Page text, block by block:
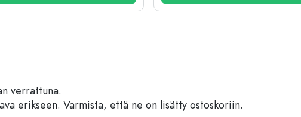
verrattuna.
erikseen. Varmista, että ne on lisätty ostoskoriin.